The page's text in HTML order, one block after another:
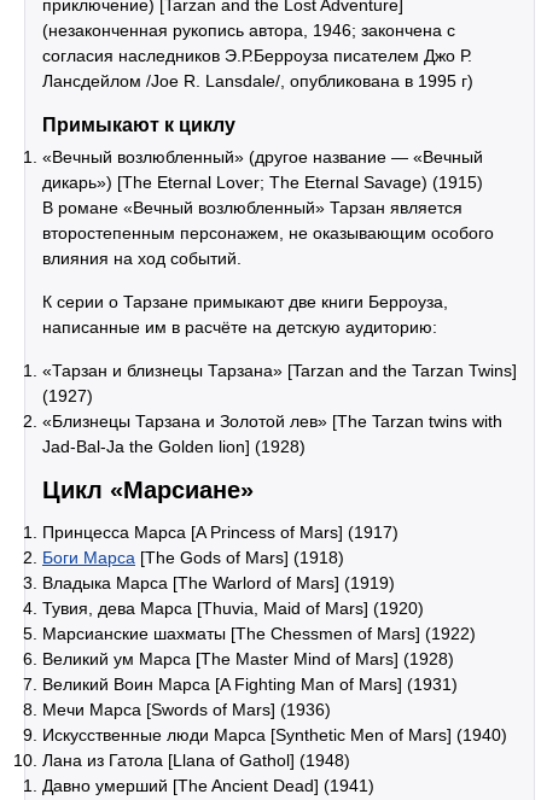
приключение) [Tarzan and the Lost Adventure]
(незаконченная рукопись автора, 1946; закончена с
согласия наследников Э.Р.Берроуза писателем Джо Р.
Лансдейлом /Joe R. Lansdale/, опубликована в 1995 г)
Примыкают к циклу
«Вечный возлюбленный» (другое название — «Вечный
дикарь») [The Eternal Lover; The Eternal Savage) (1915)
В романе «Вечный возлюбленный» Тарзан является
второстепенным персонажем, не оказывающим особого
влияния на ход событий.
К серии о Тарзане примыкают две книги Берроуза,
написанные им в расчёте на детскую аудиторию:
«Тарзан и близнецы Тарзана» [Tarzan and the Tarzan Twins]
(1927)
«Близнецы Тарзана и Золотой лев» [The Tarzan twins with
Jad-Bal-Ja the Golden lion] (1928)
Цикл «Марсиане»
Принцесса Марса [A Princess of Mars] (1917)
Боги Марса [The Gods of Mars] (1918)
Владыка Марса [The Warlord of Mars] (1919)
Тувия, дева Марса [Thuvia, Maid of Mars] (1920)
Марсианские шахматы [The Chessmen of Mars] (1922)
Великий ум Марса [The Master Mind of Mars] (1928)
Великий Воин Марса [A Fighting Man of Mars] (1931)
Мечи Марса [Swords of Mars] (1936)
Искусственные люди Марса [Synthetic Men of Mars] (1940)
Лана из Гатола [Llana of Gathol] (1948)
Давно умерший [The Ancient Dead] (1941)